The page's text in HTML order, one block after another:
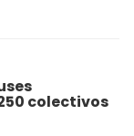
colectivos